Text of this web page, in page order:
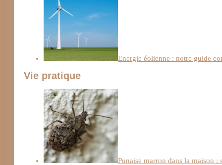
Energie éolienne : notre guide
Vie pratique
Punaise marron dans la maison